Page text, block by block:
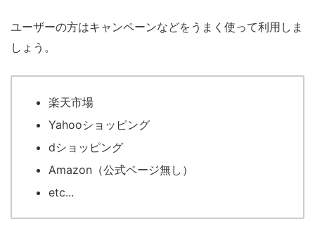
ユーザーの方はキャンペーンなどをうまく使って利用しま
しょう。
楽天市場
Yahooショッピング
dショッピング
Amazon（公式ページ無し）
etc...